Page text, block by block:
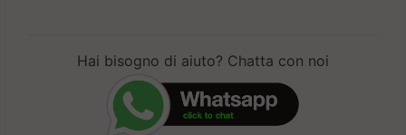
Hai bisogno di aiuto? Chatta con noi